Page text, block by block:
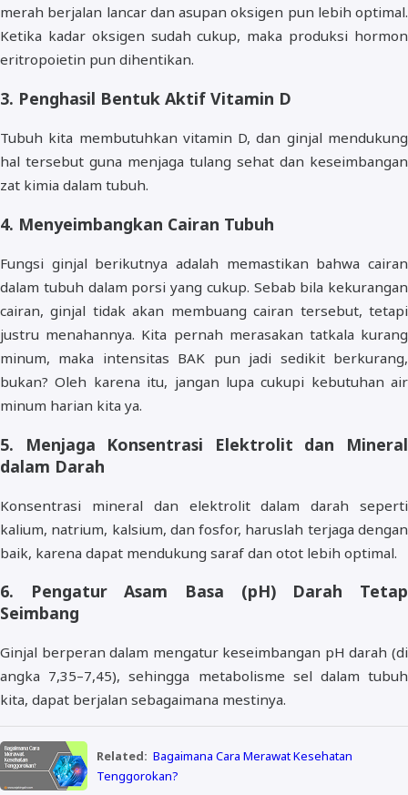
merah berjalan lancar dan asupan oksigen pun lebih optimal.
Ketika kadar oksigen sudah cukup, maka produksi hormon
eritropoietin pun dihentikan.
3. Penghasil Bentuk Aktif Vitamin D
Tubuh kita membutuhkan vitamin D, dan ginjal mendukung
hal tersebut guna menjaga tulang sehat dan keseimbangan
zat kimia dalam tubuh.
4. Menyeimbangkan Cairan Tubuh
Fungsi ginjal berikutnya adalah memastikan bahwa cairan
dalam tubuh dalam porsi yang cukup. Sebab bila kekurangan
cairan, ginjal tidak akan membuang cairan tersebut, tetapi
justru menahannya. Kita pernah merasakan tatkala kurang
minum, maka intensitas BAK pun jadi sedikit berkurang,
bukan? Oleh karena itu, jangan lupa cukupi kebutuhan air
minum harian kita ya.
5. Menjaga Konsentrasi Elektrolit dan Mineral
dalam Darah
Konsentrasi mineral dan elektrolit dalam darah seperti
kalium, natrium, kalsium, dan fosfor, haruslah terjaga dengan
baik, karena dapat mendukung saraf dan otot lebih optimal.
6. Pengatur Asam Basa (pH) Darah Tetap
Seimbang
Ginjal berperan dalam mengatur keseimbangan pH darah (di
angka 7,35–7,45), sehingga metabolisme sel dalam tubuh
kita, dapat berjalan sebagaimana mestinya.
Related: Bagaimana Cara Merawat Kesehatan
Tenggorokan?